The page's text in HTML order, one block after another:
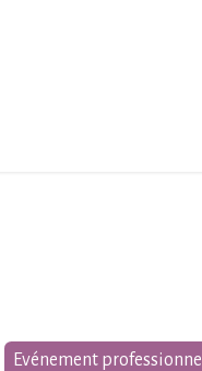
Evénement professionnel